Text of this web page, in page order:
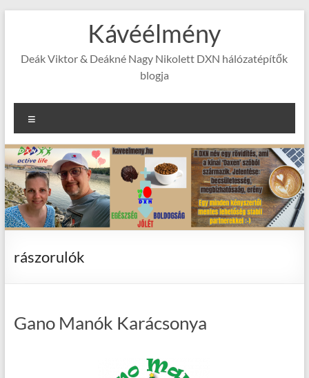
Kávéélmény
Deák Viktor & Deákné Nagy Nikolett DXN hálózatépítők
blogja
rászorulók
Gano Manók Karácsonya